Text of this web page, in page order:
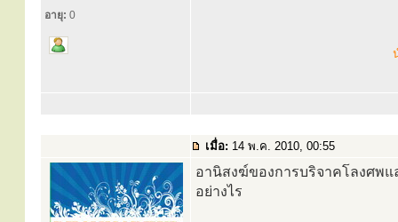
อายุ: 0
เมื่อ: 14 พ.ค. 2010, 00:55
อานิสงฆ์ของการบริจาคโลงศพ
อย่างไร